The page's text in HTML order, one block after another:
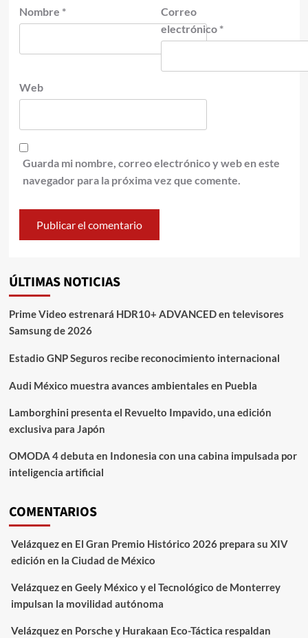
Nombre *
Correo
electrónico *
Web
Guarda mi nombre, correo electrónico y web en este
navegador para la próxima vez que comente.
ÚLTIMAS NOTICIAS
Prime Video estrenará HDR10+ ADVANCED en televisores
Samsung de 2026
Estadio GNP Seguros recibe reconocimiento internacional
Audi México muestra avances ambientales en Puebla
Lamborghini presenta el Revuelto Impavido, una edición
exclusiva para Japón
OMODA 4 debuta en Indonesia con una cabina impulsada por
inteligencia artificial
COMENTARIOS
Velázquezen El Gran Premio Histórico 2026 prepara su XIV
edición en la Ciudad de México
Velázquezen Geely México y el Tecnológico de Monterrey
impulsan la movilidad autónoma
Velázquezen Porsche y Hurakaan Eco-Táctica respaldan